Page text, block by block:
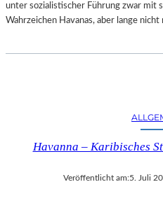
unter sozialistischer Führung zwar mit
Wahrzeichen Havanas, aber lange
Havanna – Karibisches
Veröffentlicht am:5. Juli